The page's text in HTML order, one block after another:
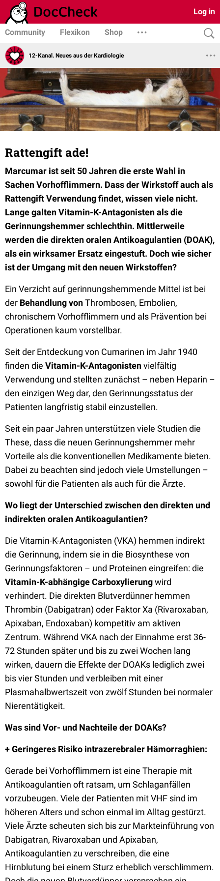
Log in
Community Flexikon Shop
12-Kanal. Neues aus der Kardiologie
Rattengift ade!
Marcumar ist seit 50 Jahren die erste Wahl in
Sachen Vorhofflimmern. Dass der Wirkstoff auch als
Rattengift Verwendung findet, wissen viele nicht.
Lange galten Vitamin-K-Antagonisten als die
Gerinnungshemmer schlechthin. Mittlerweile
werden die direkten oralen Antikoagulantien (DOAK),
als ein wirksamer Ersatz eingestuft. Doch wie sicher
ist der Umgang mit den neuen Wirkstoffen?
Ein Verzicht auf gerinnungshemmende Mittel ist bei
der Behandlung vonThrombosen, Embolien,
chronischem Vorhofflimmern und als Prävention bei
Operationen kaum vorstellbar.
Seit der Entdeckung von Cumarinen im Jahr 1940
finden die Vitamin-K-Antagonistenvielfältig
Verwendung und stellten zunächst – neben Heparin –
den einzigen Weg dar, den Gerinnungsstatus der
Patienten langfristig stabil einzustellen.
Seit ein paar Jahren unterstützen viele Studien die
These, dass die neuen Gerinnungshemmer mehr
Vorteile als die konventionellen Medikamente bieten.
Dabei zu beachten sind jedoch viele Umstellungen –
sowohl für die Patienten als auch für die Ärzte.
Wo liegt der Unterschied zwischen den direkten und
indirekten oralen Antikoagulantien?
Die Vitamin-K-Antagonisten (VKA) hemmen indirekt
die Gerinnung, indem sie in die Biosynthese von
Gerinnungsfaktoren – und Proteinen eingreifen: die
Vitamin-K-abhängige Carboxylierungwird
verhindert. Die direkten Blutverdünner hemmen
Thrombin (Dabigatran) oder Faktor Xa (Rivaroxaban,
Apixaban, Endoxaban) kompetitiv am aktiven
Zentrum. Während VKA nach der Einnahme erst 36-
72 Stunden später und bis zu zwei Wochen lang
wirken, dauern die Effekte der DOAKs lediglich zwei
bis vier Stunden und verbleiben mit einer
Plasmahalbwertszeit von zwölf Stunden bei normaler
Nierentätigkeit.
Was sind Vor- und Nachteile der DOAKs?
+ Geringeres Risiko intrazerebraler Hämorraghien:
Gerade bei Vorhofflimmern ist eine Therapie mit
Antikoagulantien oft ratsam, um Schlaganfällen
vorzubeugen. Viele der Patienten mit VHF sind im
höheren Alters und schon einmal im Alltag gestürzt.
Viele Ärzte scheuten sich bis zur Markteinführung von
Dabigatran, Rivaroxaban und Apixaban,
Antikoagulantien zu verschreiben, die eine
Hirnblutung bei einem Sturz erheblich verschlimmern.